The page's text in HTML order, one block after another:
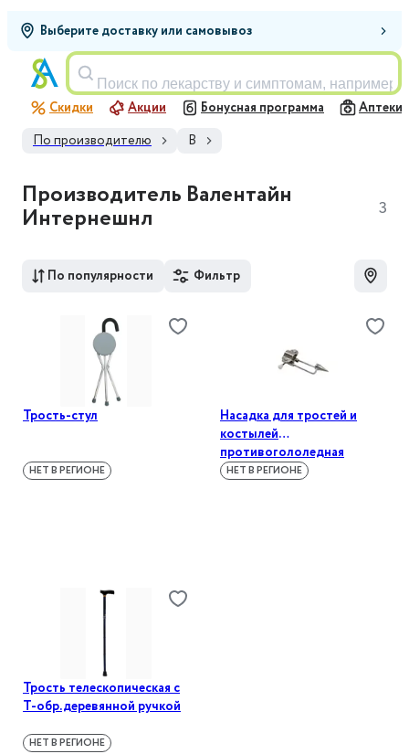
Выберите доставку или самовывоз
Поиск по лекарству и симптомам, например,
Скидки Акции Бонусная программа Аптеки
По производителю В
Производитель Валентайн
Интернешнл
3
По популярности Фильтр
Трость-стул
НЕТ В РЕГИОНЕ
Насадка для тростей и
костылей
противогололедная
металлическая
НЕТ В РЕГИОНЕ
Трость телескопическая с
Т-обр.деревянной ручкой
НЕТ В РЕГИОНЕ